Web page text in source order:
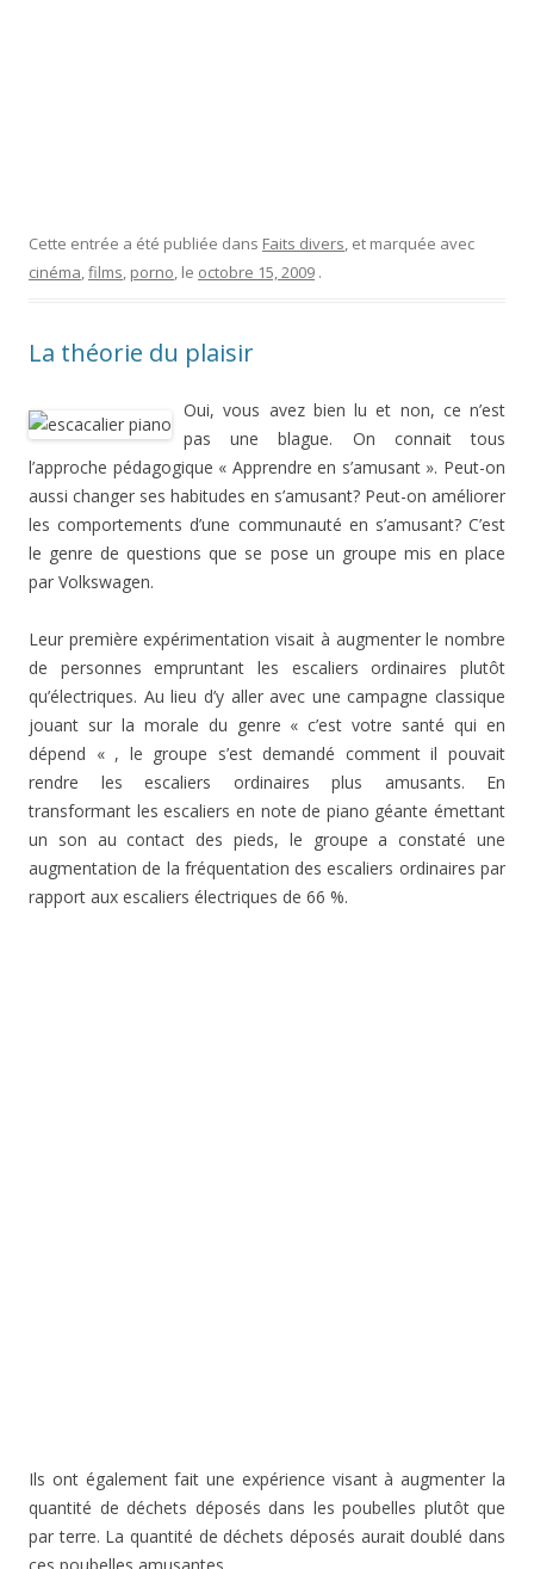
Cette entrée a été publiée dans Faits divers, et marquée avec
cinéma,films, porno, le octobre 15, 2009 .
La théorie du plaisir
Oui, vous avez bien lu et non, ce n’est
pas une blague. On connait tous
l’approche pédagogique « Apprendre en s’amusant ». Peut-on
aussi changer ses habitudes en s’amusant? Peut-on améliorer
les comportements d’une communauté en s’amusant? C’est
le genre de questions que se pose un groupe mis en place
par Volkswagen.
Leur première expérimentation visait à augmenter le nombre
de personnes empruntant les escaliers ordinaires plutôt
qu’électriques. Au lieu d’y aller avec une campagne classique
jouant sur la morale du genre « c’est votre santé qui en
dépend « , le groupe s’est demandé comment il pouvait
rendre les escaliers ordinaires plus amusants. En
transformant les escaliers en note de piano géante émettant
un son au contact des pieds, le groupe a constaté une
augmentation de la fréquentation des escaliers ordinaires par
rapport aux escaliers électriques de 66 %.
Ils ont également fait une expérience visant à augmenter la
quantité de déchets déposés dans les poubelles plutôt que
par terre. La quantité de déchets déposés aurait doublé dans